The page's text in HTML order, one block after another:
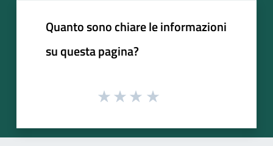
Quanto sono chiare le informazioni
su questa pagina?